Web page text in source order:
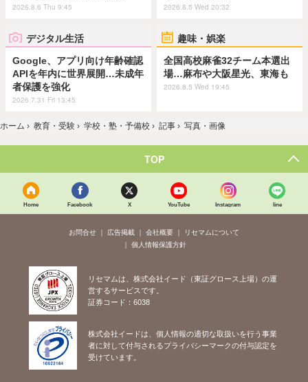
2026.8.6 Thu 9:45 2026.8.5 Wed 20:32
デジタル生活
Google、アプリ向け年齢確認
APIを年内に世界展開…未成年
者保護を強化
2026.7.31 Fri 13:45
趣味・娯楽
全国高校麻雀32チーム本選出
場…麻布や大阪星光、東海も
2026.8.5 Wed 19:45
ホーム › 教育・受験 › 学校・塾・予備校 › 記事 › 写真・画像
TOP
Home Facebook X YouTube Instagram line
お問合せ 広告掲載 会社概要
リセマムについて
個人情報保護方針
リセマムは、株式会社イード（東証グロース上場）の運
営するサービスです。
証券コード：6038
株式会社イードは、個人情報の適切な取扱いを行う事業
者に対して付与されるプライバシーマークの付与認定を
受けています。